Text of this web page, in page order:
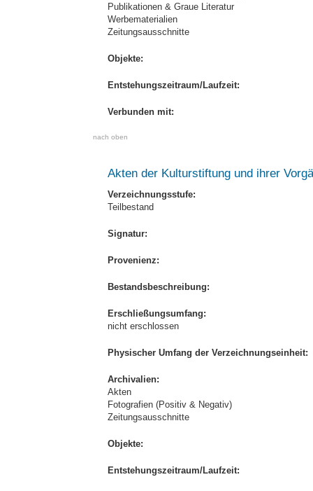
Publikationen & Graue Literatur
Werbematerialien
Zeitungsausschnitte
Objekte:
Entstehungszeitraum/Laufzeit:
Verbunden mit:
nach oben
Akten der Kulturstiftung und ihrer
Verzeichnungsstufe:
Teilbestand
Signatur:
Provenienz:
Bestandsbeschreibung:
Erschließungsumfang:
nicht erschlossen
Physischer Umfang der Verzeichnungseinheit:
Archivalien:
Akten
Fotografien (Positiv & Negativ)
Zeitungsausschnitte
Objekte:
Entstehungszeitraum/Laufzeit: